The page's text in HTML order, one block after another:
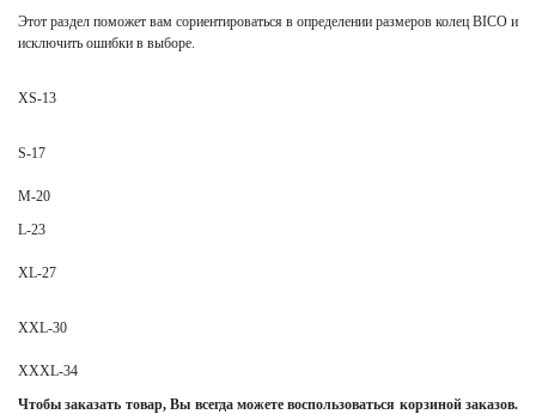
Этот раздел поможет вам сориентироваться в определении размеров колец BICO и
исключить ошибки в выборе.
XS-13
S-17
M-20
L-23
XL-27
XXL-30
XXXL-34
Чтобы заказать товар, Вы всегда можете воспользоваться корзиной заказов.